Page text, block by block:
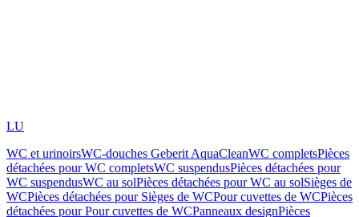
LU
WC et urinoirsWC-douches Geberit AquaCleanWC completsPièces
détachées pour WC completsWC suspendusPièces détachées pour
WC suspendusWC au solPièces détachées pour WC au solSièges de
WCPièces détachées pour Sièges de WCPour cuvettes de WCPièces
détachées pour Pour cuvettes de WCPanneaux designPièces